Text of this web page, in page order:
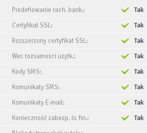
Predefiowanie rach. bank.:
Tak
Certyfikat SSL:
Tak
Rozszerzony certyfikat SSL:
Tak
Wer. tożsamości użytk.:
Tak
Kody SMS:
Tak
Komunikaty SMS:
Tak
Komunikaty E-mail:
Tak
Konieczność zabezp. śr. fin.:
Tak